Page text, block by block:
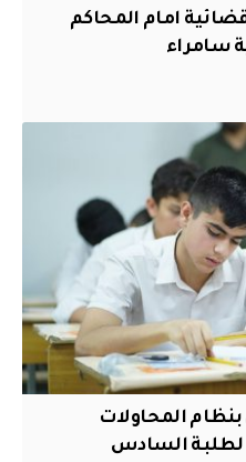
امام المحاكم
سامراء
بنظام المحاولات
لطلبة السادس